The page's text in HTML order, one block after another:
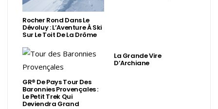
Rocher Rond Dans Le
Dévoluy : L’Aventure À Ski
Sur Le Toit De La Drôme
GR® De Pays Tour Des
Baronnies Provençales :
Le Petit Trek Qui
Deviendra Grand
La Grande Vire
D’Archiane